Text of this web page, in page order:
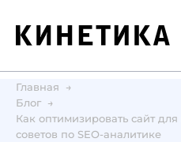
Главная
Блог
Как оптимизировать сайт
советов по SEO-аналитике